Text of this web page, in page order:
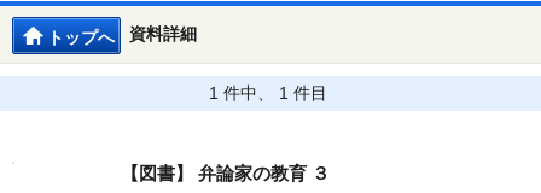
資料詳細
トップへ
1 件中、 1 件目
【図書】 弁論家の教育 ３